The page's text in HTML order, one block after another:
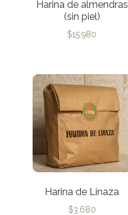
Harina de almendras
(sin piel)
$15.980
Harina de Linaza
$3.680